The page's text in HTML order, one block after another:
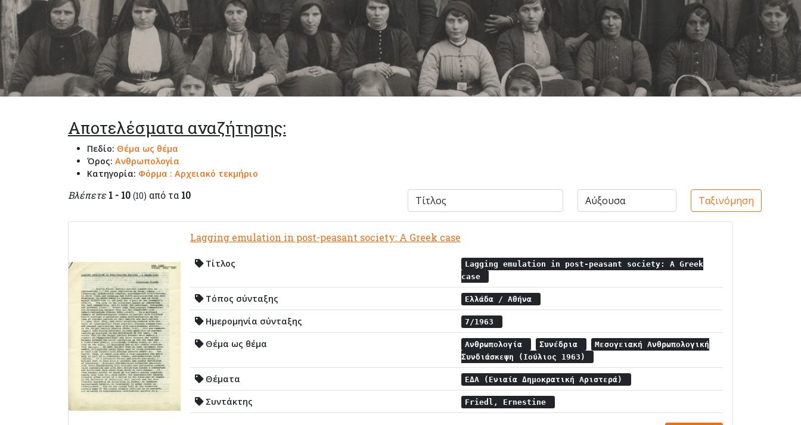
Αποτελέσματα αναζήτησης:
Πεδίο: Θέμα ως θέμα
Όρος: Ανθρωπολογία
Κατηγορία: Φόρμα : Αρχειακό τεκμήριο
Βλέπετε 1 - 10 (10) από τα 10 Ταξινόμηση
Lagging emulation in post-peasant society: A Greek case
Τίτλος
Lagging emulation in post-peasant society: A Greek
case
Τόπος σύνταξης Ελλάδα / Αθήνα
Ημερομηνία σύνταξης 7/1963
Θέμα ως θέμα Ανθρωπολογία Συνέδρια
Μεσογειακή Ανθρωπολογική
Συνδιάσκεψη (Ιούλιος 1963)
Θέματα ΕΔΑ (Ενιαία Δημοκρατική Αριστερά)
Συντάκτης Friedl, Ernestine